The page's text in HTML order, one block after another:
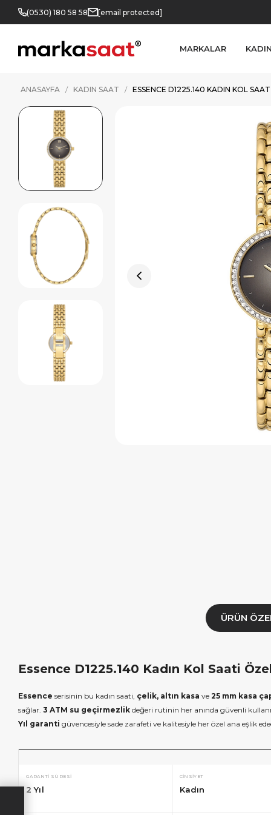
(0530) 180 58 58 [email protected]
MARKALAR
ANASAYFA KADIN SAAT ESSENCE D1225.140 KADIN KOL
ÜRÜN
Essence D1225.140 Kadın Kol Saati
Essence serisinin bu kadın saati, çelik, altın kasa ve 25 mm kasa
sağlar. 3 ATM su geçirmezlik değeri rutinin her anında güvenli
Yıl garanti güvencesiyle sade zarafeti ve kalitesiyle her özel ana eşlik
GARANTI SÜRESI
2 Yıl
CINSIYET
Kadın
×